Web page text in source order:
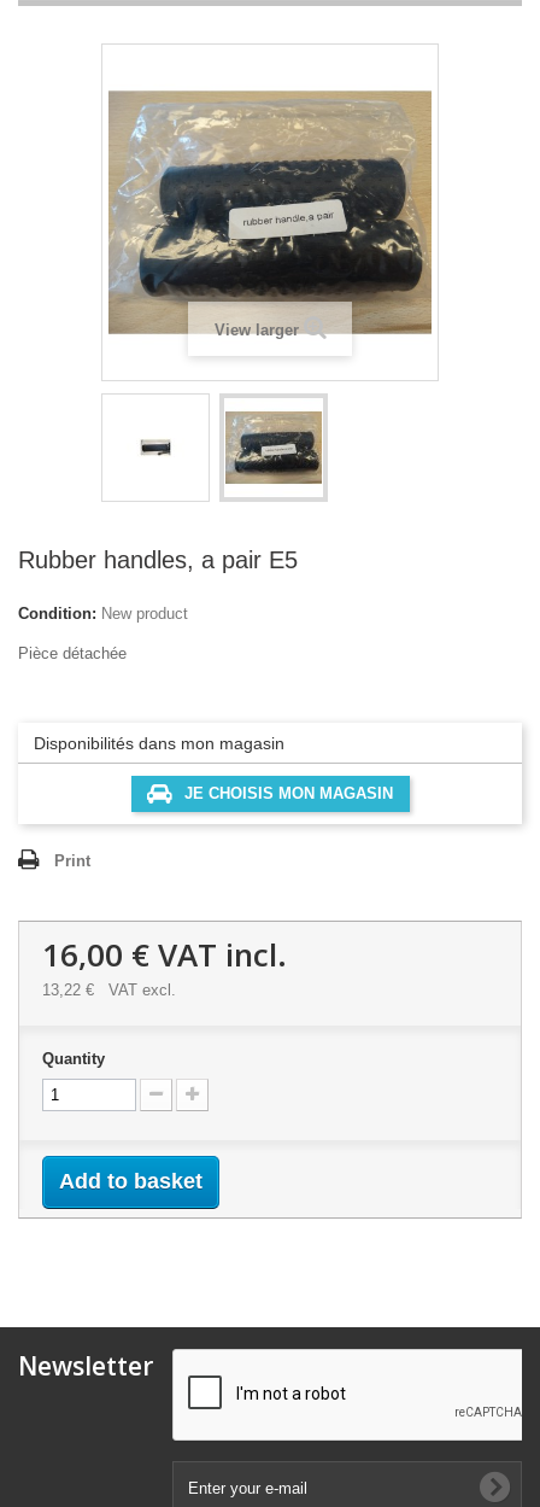
View larger
Rubber handles, a pair E5
Condition: New product
Pièce détachée
Disponibilités dans mon magasin
JE CHOISIS MON MAGASIN
Print
16,00 €VAT incl.
13,22 € VAT excl.
Quantity
Add to basket
Newsletter